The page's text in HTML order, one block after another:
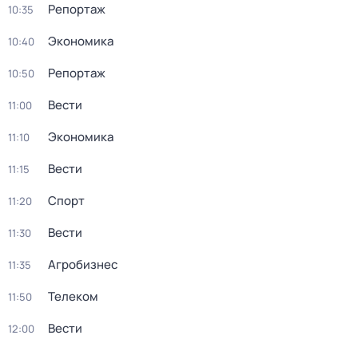
10:35 Репортаж
10:40 Экономика
10:50 Репортаж
11:00 Вести
11:10 Экономика
11:15 Вести
11:20 Спорт
11:30 Вести
11:35 Агробизнес
11:50 Телеком
12:00 Вести